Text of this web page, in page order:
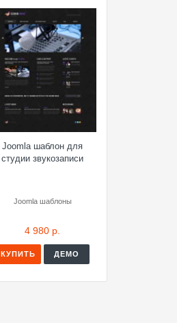
Joomla шаблон для
студии звукозаписи
Joomla шаблоны
4 980 р.
КУПИТЬ ДЕМО